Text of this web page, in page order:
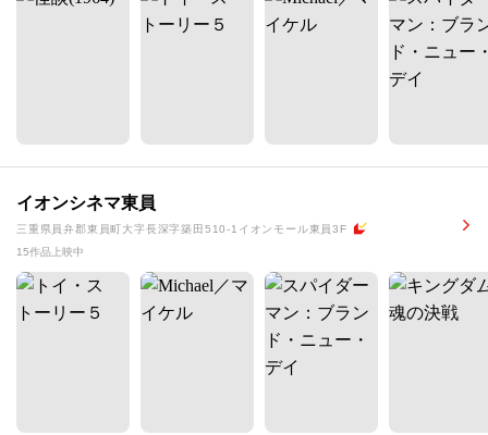
イオンシネマ東員
三重県員弁郡東員町大字長深字築田510-1イオンモール東員3F
15作品上映中